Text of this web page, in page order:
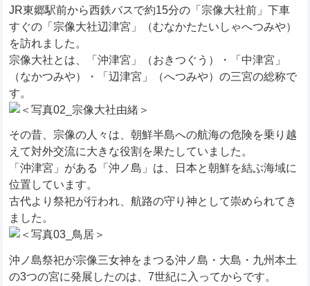
JR東郷駅前から西鉄バスで約15分の「宗像大社前」下車
すぐの「宗像大社辺津宮」（むなかたたいしゃへつみや）
を訪れました。
宗像大社とは、「沖津宮」（おきつぐう）・「中津宮」
（なかつみや）・「辺津宮」（へつみや）の三宮の総称で
す。
その昔、宗像の人々は、朝鮮半島への航海の危険を乗り越
えて対外交流に大きな役割を果たしていました。
「沖津宮」がある「沖ノ島」は、日本と朝鮮を結ぶ海域に
位置しています。
古代より祭祀が行われ、航路の守り神として崇められてき
ました。
沖ノ島祭祀が宗像三女神をまつる沖ノ島・大島・九州本土
の3つの宮に発展したのは、7世紀に入ってからです。